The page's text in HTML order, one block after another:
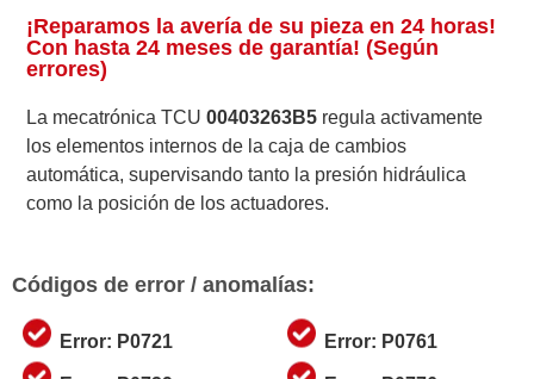
¡Reparamos la avería de su pieza en 24 horas!
Con hasta 24 meses de garantía! (Según
errores)
La mecatrónica TCU 00403263B5 regula activamente
los elementos internos de la caja de cambios
automática, supervisando tanto la presión hidráulica
como la posición de los actuadores.
Códigos de error / anomalías:
Error: P0721 Error: P0761